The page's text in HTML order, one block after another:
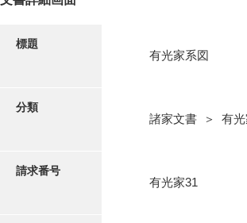
写真・絵はがき
近代刊行写真帳類
標題
有光家系図
分類
諸家文書 ＞ 有光
請求番号
有光家31